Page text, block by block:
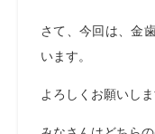
さて、今回は、金
います。
よろしくお願いしま